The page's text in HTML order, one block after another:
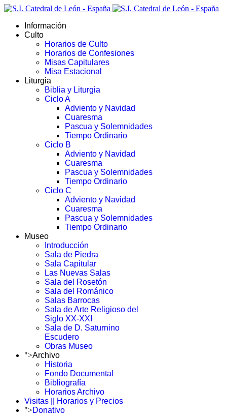
Información
Culto
Horarios de Culto
Horarios de Confesiones
Misas Capitulares
Misa Estacional
Liturgia
Biblia y Liturgia
Ciclo A
Adviento y Navidad
Cuaresma
Pascua y Solemnidades
Tiempo Ordinario
Ciclo B
Adviento y Navidad
Cuaresma
Pascua y Solemnidades
Tiempo Ordinario
Ciclo C
Adviento y Navidad
Cuaresma
Pascua y Solemnidades
Tiempo Ordinario
Museo
Introducción
Sala de Piedra
Sala Capitular
Las Nuevas Salas
Sala del Rosetón
Sala del Románico
Salas Barrocas
Sala de Arte Religioso del
Siglo XX-XXI
Sala de D. Saturnino
Escudero
Obras Museo
">Archivo
Historia
Fondo Documental
Bibliografía
Horarios Archivo
Visitas || Horarios y Precios
">Donativo